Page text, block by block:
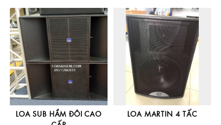
LOA SUB HẦM ĐÔI CAO
LOA MARTIN 4 TẤC